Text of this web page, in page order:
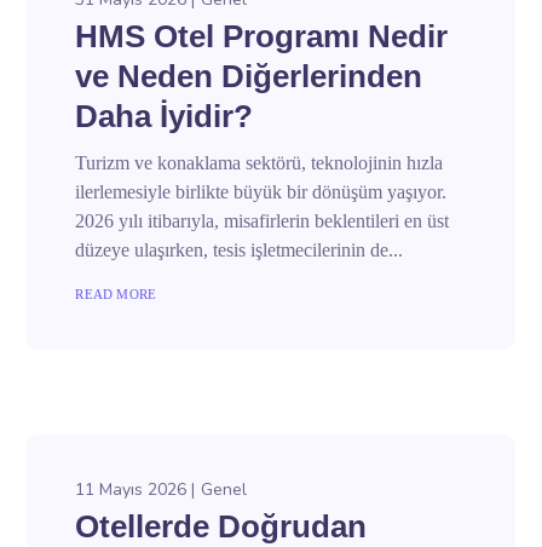
HMS Otel Programı Nedir
ve Neden Diğerlerinden
Daha İyidir?
Turizm ve konaklama sektörü, teknolojinin hızla
ilerlemesiyle birlikte büyük bir dönüşüm yaşıyor.
2026 yılı itibarıyla, misafirlerin beklentileri en üst
düzeye ulaşırken, tesis işletmecilerinin de...
READ MORE
11 Mayıs 2026 Genel
Otellerde Doğrudan